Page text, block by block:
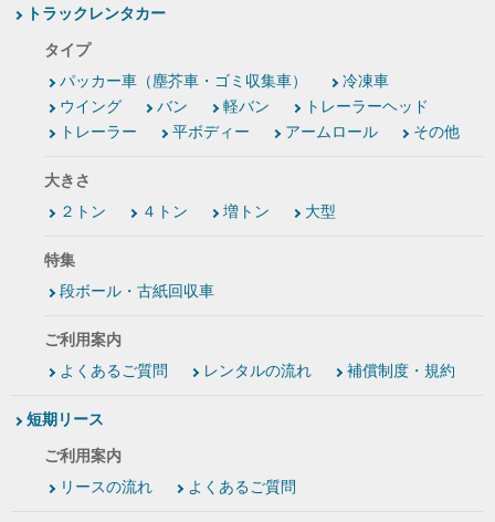
トラックレンタカー
タイプ
パッカー車（塵芥車・ゴミ収集車）
冷凍車
ウイング
バン 軽バン
トレーラーヘッド
トレーラー
平ボディー アームロール その他
大きさ
２トン
４トン 増トン 大型
特集
段ボール・古紙回収車
ご利用案内
よくあるご質問
レンタルの流れ 補償制度・規約
短期リース
ご利用案内
リースの流れ
よくあるご質問